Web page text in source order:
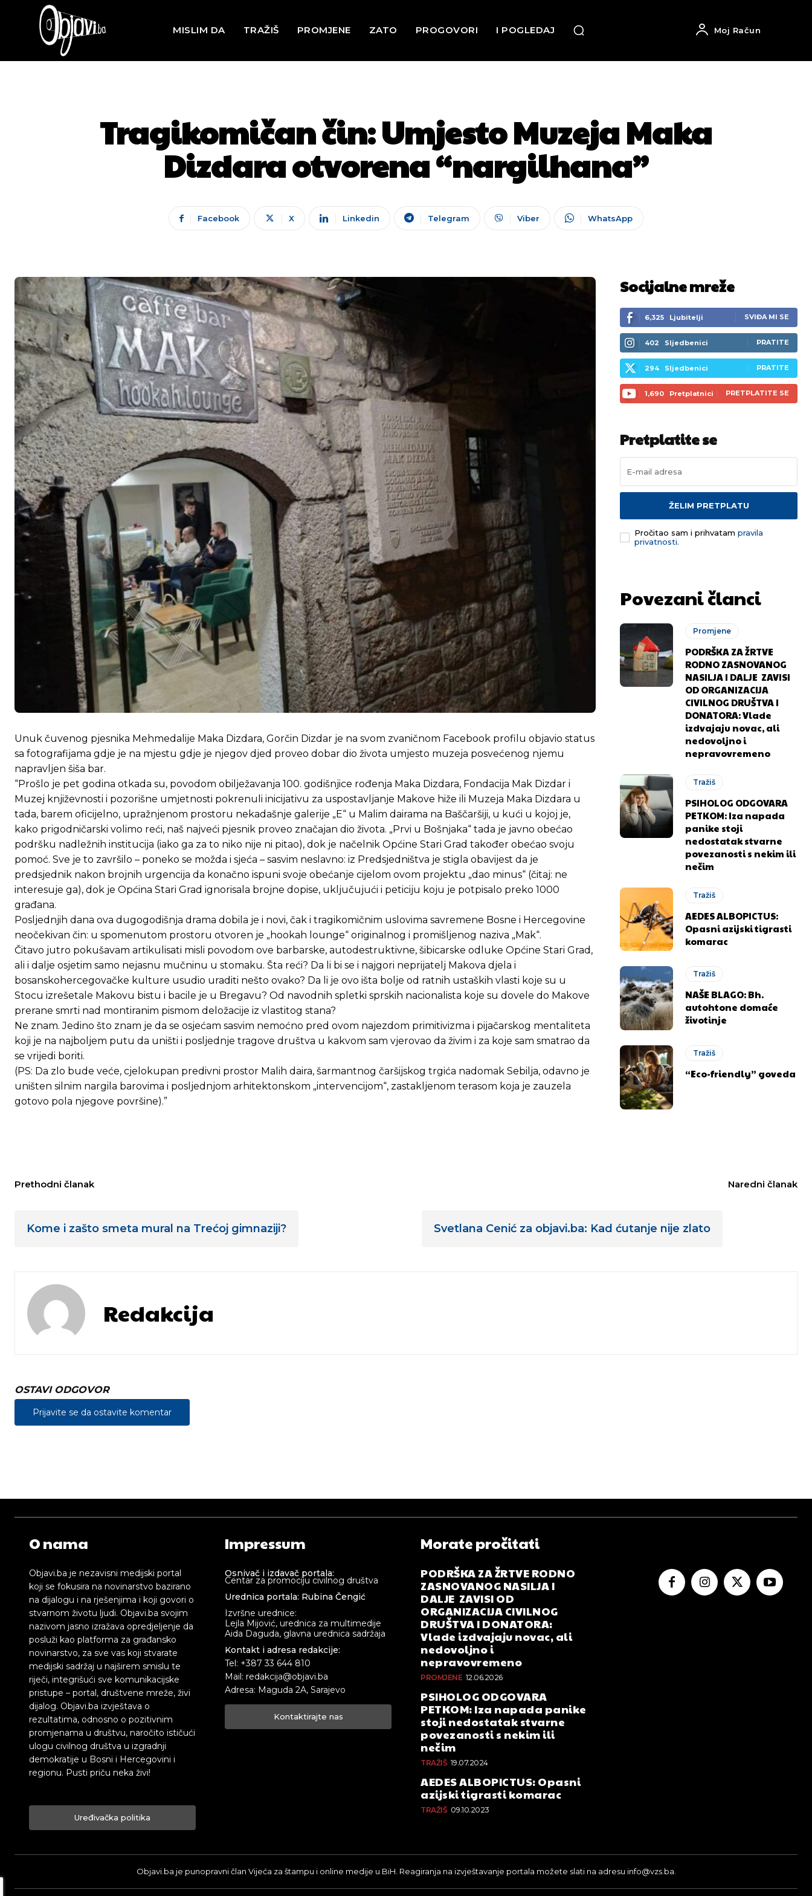
Pusti priču da živi!
Ovim putem želimo da vam se zahvalimo što ste odlučili da pustite Vašu priču da živi, Redakcija Objavi.ba
[wpuf_form id=”7463”]
Pusti priču da živi!
Ovim putem želimo da vam se zahvalimo što ste odlučili da pustite Vašu priču da živi, Redakcija Objavi.ba
[wpuf_form id=”7463”]
MISLIM DA TRAŽIŠ PROMJENE ZATO PROGOVORI I POGLEDAJ Moj Račun
Tragikomičan čin: Umjesto Muzeja Maka
Dizdara otvorena “nargilhana”
Facebook X Linkedin Telegram Viber WhatsApp
Unuk čuvenog pjesnika Mehmedalije Maka Dizdara, Gorčin Dizdar je na svom zvaničnom Facebook profilu objavio status
sa fotografijama gdje je na mjestu gdje je njegov djed proveo dobar dio života umjesto muzeja posvećenog njemu
napravljen šiša bar.
“Prošlo je pet godina otkada su, povodom obilježavanja 100. godišnjice rođenja Maka Dizdara, Fondacija Mak Dizdar i
Muzej književnosti i pozorišne umjetnosti pokrenuli inicijativu za uspostavljanje Makove hiže ili Muzeja Maka Dizdara u
tada, barem oficijelno, upražnjenom prostoru nekadašnje galerije „E“ u Malim dairama na Baščaršiji, u kući u kojoj je,
kako prigodničarski volimo reći, naš najveći pjesnik proveo značajan dio života. „Prvi u Bošnjaka“ tada je javno obećao
podršku nadležnih institucija (iako ga za to niko nije ni pitao), dok je načelnik Općine Stari Grad također obećao svoju
pomoć. Sve je to završilo – poneko se možda i sjeća – sasvim neslavno: iz Predsjedništva je stigla obavijest da je
predsjednik nakon brojnih urgencija da konačno ispuni svoje obećanje cijelom ovom projektu „dao minus“ (čitaj: ne
interesuje ga), dok je Općina Stari Grad ignorisala brojne dopise, uključujući i peticiju koju je potpisalo preko 1000
građana.
Posljednjih dana ova dugogodišnja drama dobila je i novi, čak i tragikomičnim uslovima savremene Bosne i Hercegovine
neočekivan čin: u spomenutom prostoru otvoren je „hookah lounge“ originalnog i promišljenog naziva „Mak“.
Čitavo jutro pokušavam artikulisati misli povodom ove barbarske, autodestruktivne, šibicarske odluke Općine Stari Grad,
ali i dalje osjetim samo nejasnu mučninu u stomaku. Šta reći? Da li bi se i najgori neprijatelj Makova djela i
bosanskohercegovačke kulture usudio uraditi nešto ovako? Da li je ovo išta bolje od ratnih ustaških vlasti koje su u
Stocu izrešetale Makovu bistu i bacile je u Bregavu? Od navodnih spletki sprskih nacionalista koje su dovele do Makove
prerane smrti nad montiranim pismom deložacije iz vlastitog stana?
Ne znam. Jedino što znam je da se osjećam sasvim nemoćno pred ovom najezdom primitivizma i pijačarskog mentaliteta
koji je na najboljem putu da uništi i posljednje tragove društva u kakvom sam vjerovao da živim i za koje sam smatrao da
se vrijedi boriti.
(PS: Da zlo bude veće, cjelokupan predivni prostor Malih daira, šarmantnog čaršijskog trgića nadomak Sebilja, odavno je
uništen silnim nargila barovima i posljednjom arhitektonskom „intervencijom“, zastakljenom terasom koja je zauzela
gotovo pola njegove površine).”
Socijalne mreže
6,325 Ljubitelji SVIĐA MI SE
402 Sljedbenici PRATITE
294 Sljedbenici PRATITE
1,690 Pretplatnici PRETPLATITE SE
Pretplatite se
ŽELIM PRETPLATU
Pročitao sam i prihvatam pravila
privatnosti.
Povezani članci
Promjene
PODRŠKA ZA ŽRTVE
RODNO ZASNOVANOG
NASILJA I DALJE ZAVISI
OD ORGANIZACIJA
CIVILNOG DRUŠTVA I
DONATORA: Vlade
izdvajaju novac, ali
nedovoljno i
nepravovremeno
Tražiš
PSIHOLOG ODGOVARA
PETKOM: Iza napada
panike stoji
nedostatak stvarne
povezanosti s nekim ili
nečim
Tražiš
AEDES ALBOPICTUS:
Opasni azijski tigrasti
komarac
Tražiš
NAŠE BLAGO: Bh.
autohtone domaće
životinje
Tražiš
“Eco-friendly” goveda
Prethodni članak
Kome i zašto smeta mural na Trećoj gimnaziji?
Naredni članak
Svetlana Cenić za objavi.ba: Kad ćutanje nije zlato
Redakcija
OSTAVI ODGOVOR
Prijavite se da ostavite komentar
O nama
Objavi.ba je nezavisni medijski portal
koji se fokusira na novinarstvo bazirano
na dijalogu i na rješenjima i koji govori o
stvarnom životu ljudi. Objavi.ba svojim
nazivom jasno izražava opredjeljenje da
posluži kao platforma za građansko
novinarstvo, za sve vas koji stvarate
medijski sadržaj u najširem smislu te
riječi, integrišući sve komunikacijske
pristupe – portal, društvene mreže, živi
dijalog. Objavi.ba izvještava o
rezultatima, odnosno o pozitivnim
promjenama u društvu, naročito ističući
ulogu civilnog društva u izgradnji
demokratije u Bosni i Hercegovini i
regionu. Pusti priču neka živi!
Uređivačka politika
Impressum
Osnivač i izdavač portala:
Centar za promociju civilnog društva
Urednica portala: Rubina Čengić
Izvršne urednice:
Lejla Mijović, urednica za multimedije
Aida Daguda, glavna urednica sadržaja
Kontakt i adresa redakcije:
Tel: +387 33 644 810
Mail: redakcija@objavi.ba
Adresa: Maguda 2A, Sarajevo
Kontaktirajte nas
Morate pročitati
PODRŠKA ZA ŽRTVE RODNO
ZASNOVANOG NASILJA I
DALJE ZAVISI OD
ORGANIZACIJA CIVILNOG
DRUŠTVA I DONATORA:
Vlade izdvajaju novac, ali
nedovoljno i
nepravovremeno
PROMJENE 12.06.2026
PSIHOLOG ODGOVARA
PETKOM: Iza napada panike
stoji nedostatak stvarne
povezanosti s nekim ili
nečim
TRAŽIŠ 19.07.2024
AEDES ALBOPICTUS: Opasni
azijski tigrasti komarac
TRAŽIŠ 09.10.2023
Objavi.ba je punopravni član Vijeća za štampu i online medije u BiH. Reagiranja na izvještavanje portala možete slati na adresu info@vzs.ba.